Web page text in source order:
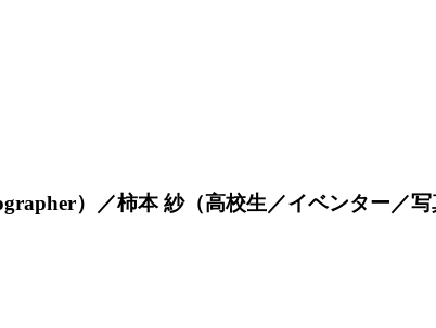
）／柿本 紗（高校生／イベンター／写